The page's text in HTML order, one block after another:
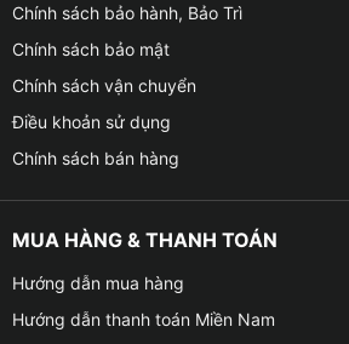
✦ Trước khi đăng kiểm, chủ xe có
nhà nếu muốn lắp thêm combo giá
+ 2 thanh ngang. Cấu trúc của ô tô
hưởng bởi sửa đổi này và sự an
di chuyển sẽ không bị ảnh hưởng.
Chính sách bảo hành, Bảo Trì
Chính sách bảo mật
Chính sách vận chuyển
Điều khoản sử dụng
Chính sách bán hàng
MUA HÀNG & THANH TOÁN
Hướng dẫn mua hàng
Hướng dẫn thanh toán Miền Nam